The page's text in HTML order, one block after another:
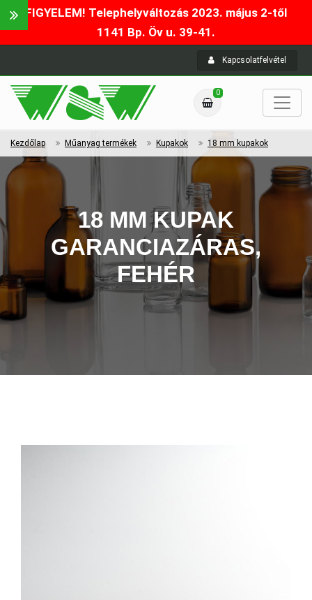
FIGYELEM! Telephelyváltozás 2023. május 2-től
1141 Bp. Öv u. 39-41.
Kapcsolatfelvétel
0
Kezdőlap Műanyag termékek Kupakok 18 mm kupakok
18 MM KUPAK
GARANCIAZÁRAS,
FEHÉR